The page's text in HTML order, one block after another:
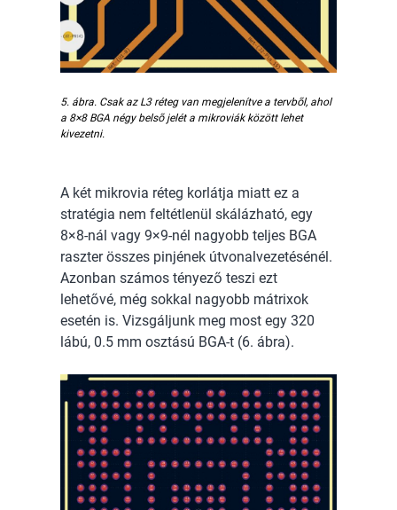
5. ábra. Csak az L3 réteg van megjelenítve a tervből, ahol
a 8×8 BGA négy belső jelét a mikroviák között lehet
kivezetni.
A két mikrovia réteg korlátja miatt ez a
stratégia nem feltétlenül skálázható, egy
8×8-nál vagy 9×9-nél nagyobb teljes BGA
raszter összes pinjének útvonalvezetésénél.
Azonban számos tényező teszi ezt
lehetővé, még sokkal nagyobb mátrixok
esetén is. Vizsgáljunk meg most egy 320
lábú, 0.5 mm osztású BGA-t (6. ábra).